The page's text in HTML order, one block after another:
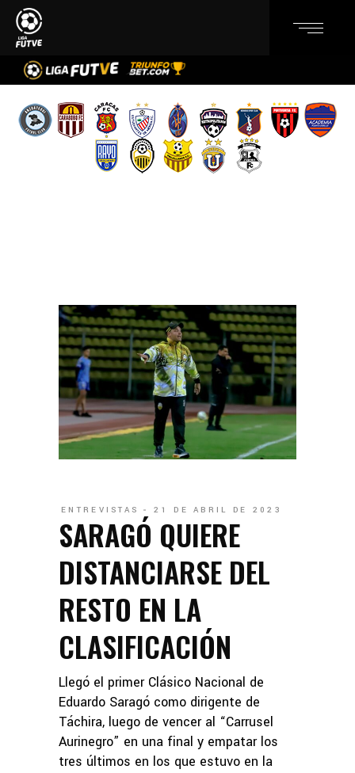
ENTREVISTAS 21 DE ABRIL DE 2023
SARAGÓ QUIERE
DISTANCIARSE DEL
RESTO EN LA
CLASIFICACIÓN
Llegó el primer Clásico Nacional de
Eduardo Saragó como dirigente de
Táchira, luego de vencer al “Carrusel
Aurinegro” en una final y empatar los
tres últimos en los que estuvo en la